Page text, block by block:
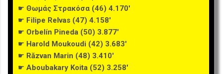
☛ Θωμάς Στρακόσα (46) 4.170'
☛ Filipe Relvas (47) 4.158'
☛ Orbelín Pineda (50) 3.877'
☛ Harold Moukoudi (42) 3.683'
☛ Răzvan Marin (48) 3.410'
☛ Aboubakary Koita (52) 3.258'